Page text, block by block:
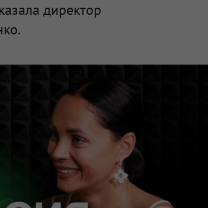
директор